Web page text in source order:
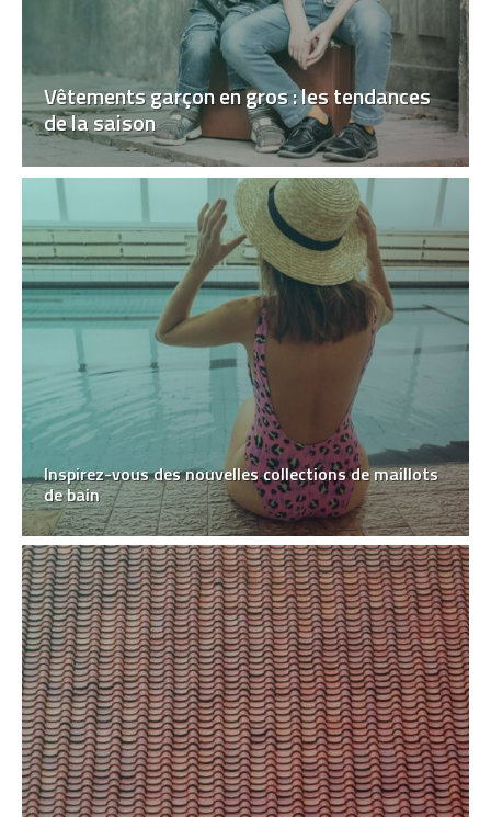
Vêtements garçon en gros : les tendances
de la saison
Inspirez-vous des nouvelles collections de maillots
de bain